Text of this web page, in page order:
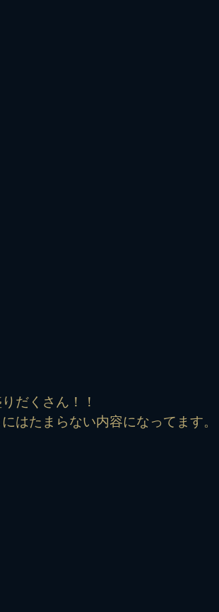
だくさん！！
はたまらない内容になってます。